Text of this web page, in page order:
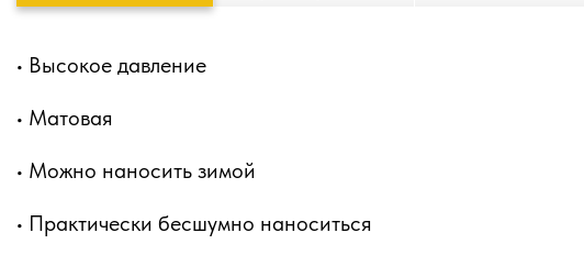
• Высокое давление
• Матовая
• Можно наносить зимой
• Практически бесшумно наноситься